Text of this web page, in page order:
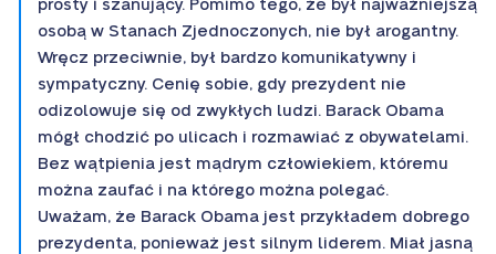
prosty i szanujący. Pomimo tego, że był najważniejszą
osobą w Stanach Zjednoczonych, nie był arogantny.
Wręcz przeciwnie, był bardzo komunikatywny i
sympatyczny. Cenię sobie, gdy prezydent nie
odizolowuje się od zwykłych ludzi. Barack Obama
mógł chodzić po ulicach i rozmawiać z obywatelami.
Bez wątpienia jest mądrym człowiekiem, któremu
można zaufać i na którego można polegać.
Uważam, że Barack Obama jest przykładem dobrego
prezydenta, ponieważ jest silnym liderem. Miał jasną